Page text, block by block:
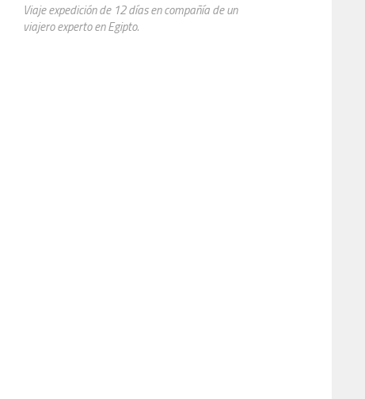
Viaje expedición de 12 días en compañía de un
viajero experto en Egipto.